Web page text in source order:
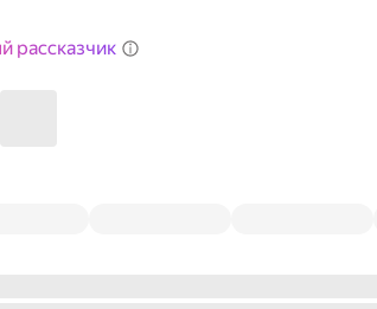
рассказчик